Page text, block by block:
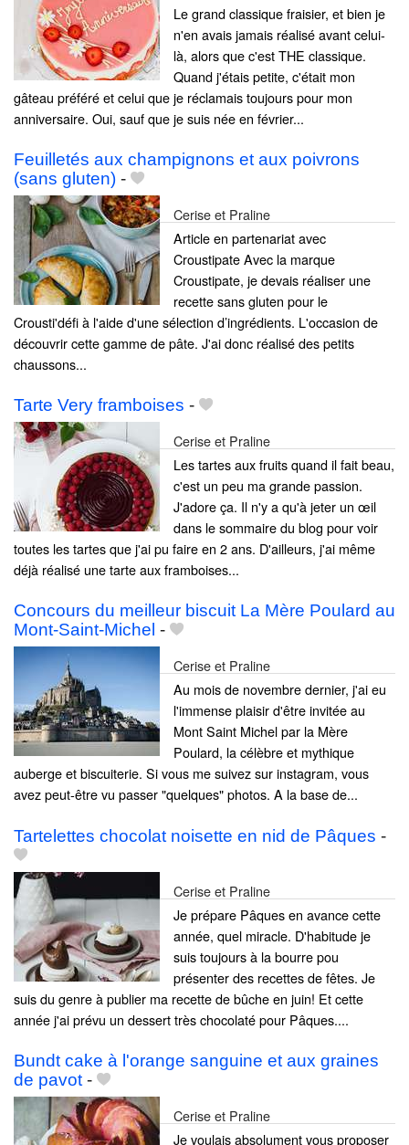
Le grand classique fraisier, et bien je
n'en avais jamais réalisé avant celui-
là, alors que c'est THE classique.
Quand j'étais petite, c'était mon
gâteau préféré et celui que je réclamais toujours pour mon
anniversaire. Oui, sauf que je suis née en février...
Feuilletés aux champignons et aux poivrons
(sans gluten) -
Cerise et Praline
Article en partenariat avec
Croustipate Avec la marque
Croustipate, je devais réaliser une
recette sans gluten pour le
Crousti'défi à l'aide d'une sélection d’ingrédients. L'occasion de
découvrir cette gamme de pâte. J'ai donc réalisé des petits
chaussons...
Tarte Very framboises -
Cerise et Praline
Les tartes aux fruits quand il fait beau,
c'est un peu ma grande passion.
J'adore ça. Il n'y a qu'à jeter un œil
dans le sommaire du blog pour voir
toutes les tartes que j'ai pu faire en 2 ans. D'ailleurs, j'ai même
déjà réalisé une tarte aux framboises...
Concours du meilleur biscuit La Mère Poulard au
Mont-Saint-Michel -
Cerise et Praline
Au mois de novembre dernier, j'ai eu
l'immense plaisir d'être invitée au
Mont Saint Michel par la Mère
Poulard, la célèbre et mythique
auberge et biscuiterie. Si vous me suivez sur instagram, vous
avez peut-être vu passer "quelques" photos. A la base de...
Tartelettes chocolat noisette en nid de Pâques -
Cerise et Praline
Je prépare Pâques en avance cette
année, quel miracle. D'habitude je
suis toujours à la bourre pou
présenter des recettes de fêtes. Je
suis du genre à publier ma recette de bûche en juin! Et cette
année j'ai prévu un dessert très chocolaté pour Pâques....
Bundt cake à l'orange sanguine et aux graines
de pavot -
Cerise et Praline
Je voulais absolument vous proposer